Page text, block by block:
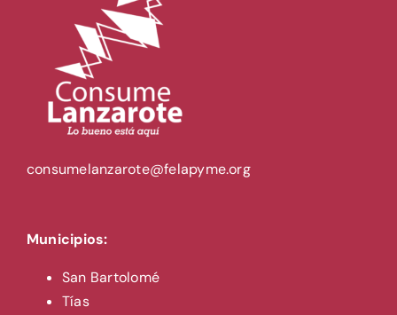
consumelanzarote@felapyme.org
Municipios:
San Bartolomé
Tías